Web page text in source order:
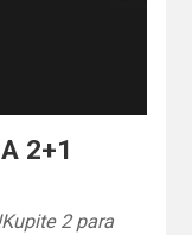
2+1
2 para